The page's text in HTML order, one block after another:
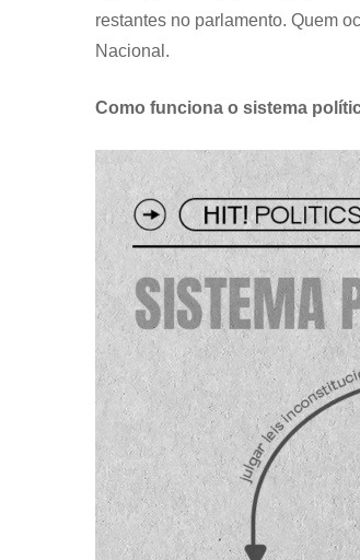
restantes no parlamento. Quem
Nacional.
Como funciona o sistema